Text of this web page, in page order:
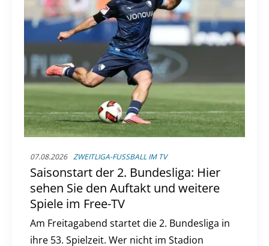
07.08.2026 ZWEITLIGA-FUSSBALL IM TV
Saisonstart der 2. Bundesliga: Hier
sehen Sie den Auftakt und weitere
Spiele im Free-TV
Am Freitagabend startet die 2. Bundesliga in
ihre 53. Spielzeit. Wer nicht im Stadion